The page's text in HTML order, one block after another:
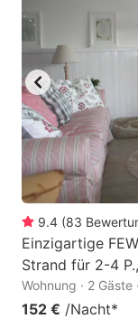
9.4 (83
Einzigartige
Strand für 2-4
Wohnung · 2 Gäste
152 € /Nacht*